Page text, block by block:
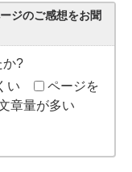
ジのご感想をお聞
か?
い
ページを
章量が多い